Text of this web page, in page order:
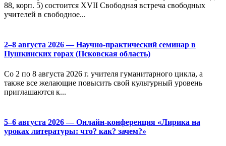
88, корп. 5) состоится XVII Свободная встреча свободных
учителей в свободное...
2–8 августа 2026 — Научно-практический семинар в
Пушкинских горах (Псковская область)
Со 2 по 8 августа 2026 г. учителя гуманитарного цикла, а
также все желающие повысить свой культурный уровень
приглашаются к...
5–6 августа 2026 — Онлайн-конференция «Лирика на
уроках литературы: что? как? зачем?»